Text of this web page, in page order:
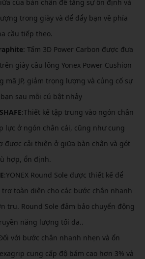
của bàn chân để tăng sự ổn định và
trong giày và để đẩy bạn về phía
cầu tiếp theo.
: Tấm 3D Power Carbon được đưa
giày cầu lông Yonex Power Cushion
mã JP, giảm trọng lượng và củng cố sự
sau mỗi cú bật nhảy
:Thiết kế tập trung vào ngón chân
lực ở ngón chân cái, cũng như cung
được cải thiện ở giữa bàn chân và gót
hợp, ổn định.
:YONEX Round Sole được thiết kế để
trợ toàn diện cho các bước chân nhanh
tru. Round Sole đảm bảo chuyển động
năng lượng tối đa..
với bước chân nhanh nhẹn và ổn
cung cấp độ bám cao hơn 3% và